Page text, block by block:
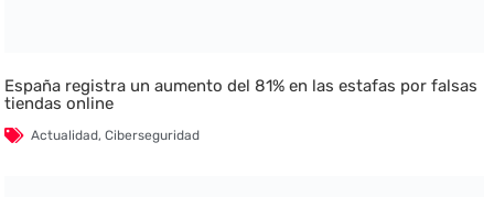
España registra un aumento del 81% en las estafas por falsas
tiendas online
Actualidad,Ciberseguridad